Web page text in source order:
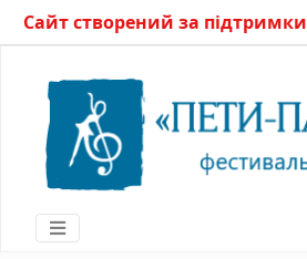
Сайт створений за підтримки